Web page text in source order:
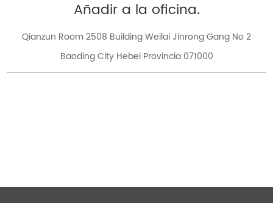
Añadir a la oficina.
Qianzun Room 2508 Building Weilai Jinrong Gang No 2
Baoding City Hebei Provincia 071000